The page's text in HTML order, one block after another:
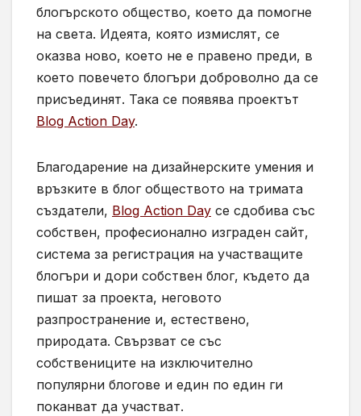
блогърското общество, което да помогне
на света. Идеята, която измислят, се
оказва ново, което не е правено преди, в
което повечето блогъри доброволно да се
присъединят. Така се появява проектът
Blog Action Day.
Благодарение на дизайнерските умения и
връзките в блог обществото на тримата
създатели, Blog Action Day се сдобива със
собствен, професионално изграден сайт,
система за регистрация на участващите
блогъри и дори собствен блог, където да
пишат за проекта, неговото
разпространение и, естествено,
природата. Свързват се със
собствениците на изключително
популярни блогове и един по един ги
поканват да участват.